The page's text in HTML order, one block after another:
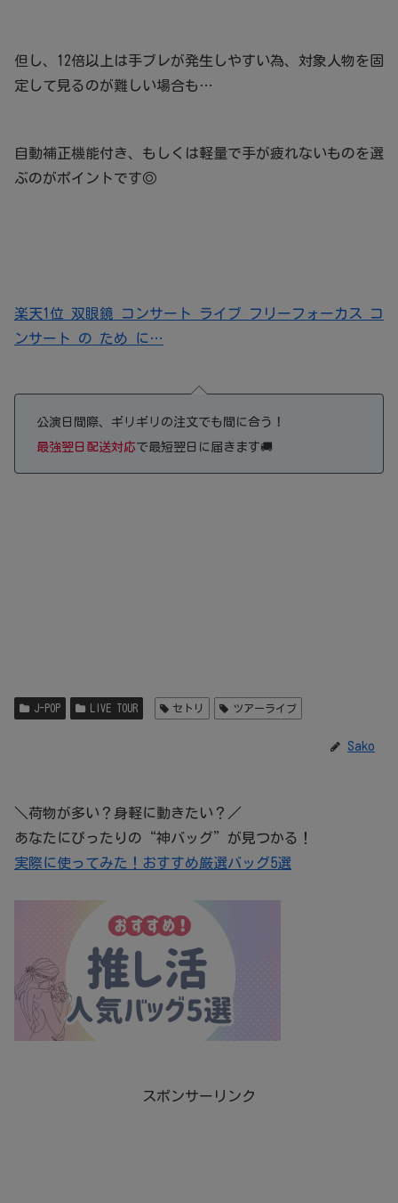
但し、12倍以上は手ブレが発生しやすい為、対象人物を固
定して見るのが難しい場合も…
自動補正機能付き、もしくは軽量で手が疲れないものを選
ぶのがポイントです◎
楽天1位 双眼鏡 コンサート ライブ フリーフォーカス コ
ンサート の ため に…
公演日間際、ギリギリの注文でも間に合う！
最強翌日配送対応で最短翌日に届きます🚚
J-POP LIVE TOUR セトリ ツアーライブ
Sako
＼荷物が多い？身軽に動きたい？／
あなたにぴったりの“神バッグ”が見つかる！
実際に使ってみた！おすすめ厳選バッグ5選
スポンサーリンク